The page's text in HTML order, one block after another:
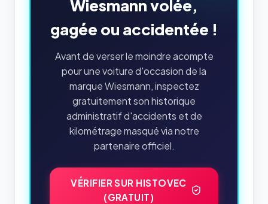
Wiesmann volée,
gagée ou accidentée !
Avant de verser le moindre acompte
pour une voiture d'occasion de la
marque Wiesmann, inspectez
gratuitement son historique
administratif d'accidents et de
kilométrage masqué via notre
partenaire officiel.
VÉRIFIER SUR HISTOVEC
(GRATUIT)